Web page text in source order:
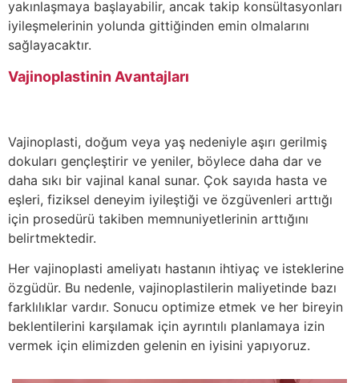
yakınlaşmaya başlayabilir, ancak takip konsültasyonları
iyileşmelerinin yolunda gittiğinden emin olmalarını
sağlayacaktır.
Vajinoplastinin Avantajları
Vajinoplasti, doğum veya yaş nedeniyle aşırı gerilmiş
dokuları gençleştirir ve yeniler, böylece daha dar ve
daha sıkı bir vajinal kanal sunar. Çok sayıda hasta ve
eşleri, fiziksel deneyim iyileştiği ve özgüvenleri arttığı
için prosedürü takiben memnuniyetlerinin arttığını
belirtmektedir.
Her vajinoplasti ameliyatı hastanın ihtiyaç ve isteklerine
özgüdür. Bu nedenle, vajinoplastilerin maliyetinde bazı
farklılıklar vardır. Sonucu optimize etmek ve her bireyin
beklentilerini karşılamak için ayrıntılı planlamaya izin
vermek için elimizden gelenin en iyisini yapıyoruz.